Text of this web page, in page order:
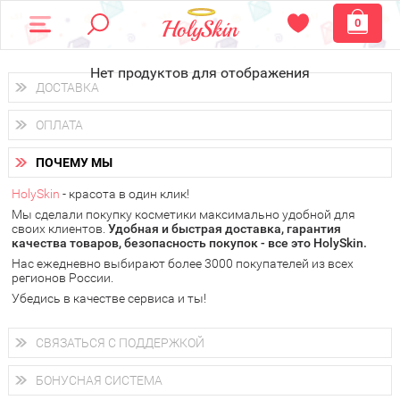
0
Нет продуктов для отображения
ДОСТАВКА
Доставка осуществляетсяпо всем городам России.
Вы можете выбрать доставку курьером, Почтой России или
получить заказ в пунктах выдачи PickPoint или пункте
самовывоза.
В 20 городах России доставка осуществляется ужена
следующий день.
у Вас всегда есть возможность получитьбесплатную
доставку от HolySkin.
подробнее об условиях доставки и оплаты в Вашем городе
ОПЛАТА
Вы можете оплатить свой заказ любым удобным способом:
наличными деньгами (
через интернет-банк (Альфа-банк, Сбербанк) и другими
электронными способами.
ПОЧЕМУ МЫ
HolySkin - красота в один клик!
Мы сделали покупку косметики максимально удобной для
своих клиентов. Удобная и быстрая доставка, гарантия
качества товаров, безопасность покупок - все это HolySkin.
Нас ежедневно выбирают более 3000 покупателей из всех
регионов России.
Убедись в качестве сервиса и ты!
СВЯЗАТЬСЯ С ПОДДЕРЖКОЙ
+7 (800) 707-24-55
Мы будем рады ответить на все Ваши вопросы по работе
магазина, проконсультировать по товарам, рассказать о
БОНУСНАЯ СИСТЕМА